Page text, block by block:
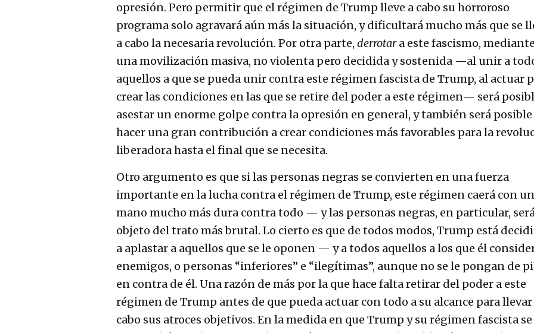
opresión. Pero permitir que el régimen de Trump lleve a cabo su horroroso
programa solo agravará aún más la situación, y dificultará mucho más que se
a cabo la necesaria revolución. Por otra parte, derrotara este fascismo, mediante
una movilización masiva, no violenta pero decidida y sostenida —al unir a
aquellos a que se pueda unir contra este régimen fascista de Trump, al actuar
crear las condiciones en las que se retire del poder a este régimen— será
asestar un enorme golpe contra la opresión en general, y también será posible
hacer una gran contribución a crear condiciones más favorables para la
liberadora hasta el final que se necesita.
Otro argumento es que si las personas negras se convierten en una fuerza
importante en la lucha contra el régimen de Trump, este régimen caerá con
mano mucho más dura contra todo — y las personas negras, en particular,
objeto del trato más brutal. Lo cierto es que de todos modos, Trump está
a aplastar a aquellos que se le oponen — y a todos aquellos a los que él
enemigos, o personas “inferiores” e “ilegítimas”, aunque no se le pongan de
en contra de él. Una razón de más por la que hace falta retirar del poder a este
régimen de Trump antes de que pueda actuar con todo a su alcance para llevar
cabo sus atroces objetivos. En la medida en que Trump y su régimen fascista se